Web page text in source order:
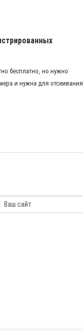
бесплатно, но нужно
и нужна для отсеивания